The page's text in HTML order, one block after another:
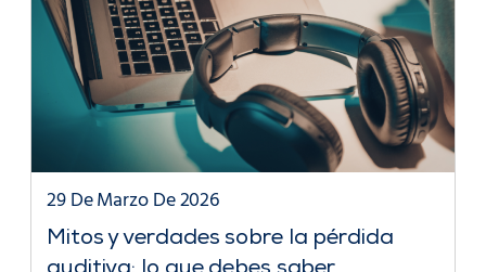
Mitos y verdades sobre la pérdida
29 De Marzo De 2026